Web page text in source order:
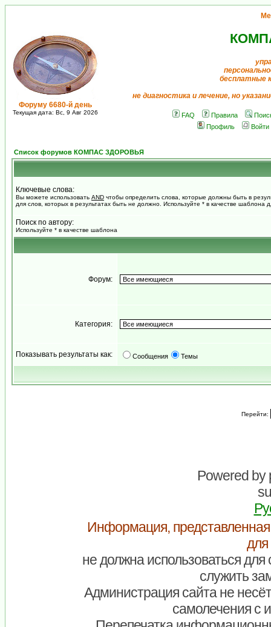
Форуму 6680-й день
Текущая дата: Вс, 9 Авг 2026
бесплатные
не диагностика и лечение, но
FAQ Правила
Профиль
Войти
Список форумов КОМПАС ЗДОРОВЬЯ
Ключевые слова:
Вы можете использовать AND чтобы определить слова, которые должны быть в
для слов, которых в результатах быть не должно. Используйте * в качестве шаблона
Поиск по автору:
Используйте * в качестве шаблона
Форум:
Категория:
Показывать результаты как: Сообщения Темы
Перейти:
Powered by
Информация,
для
не должна использоваться
служить
Администрация сайта не
самолечения с